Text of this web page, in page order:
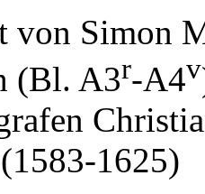
von Simon
(Bl. A3r-A4v
1625)